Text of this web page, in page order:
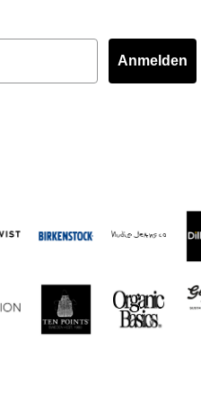
Anmelden